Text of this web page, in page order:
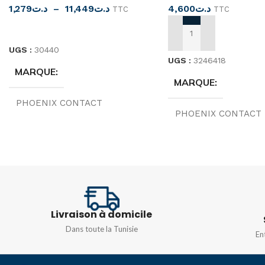
د.ت1,279 – د.ت11,449 TTC
UGS : 30440
MARQUE
PHOENIX CONTACT
UT 16BU,UT
UT 35BU,UT 4BU,UT
د.ت4,600 TTC
AJOUTER AU PANIER
UGS : 3246418
MARQUE
PHOENIX CONTACT
Livraison à domicile
Dans toute la Tunisie